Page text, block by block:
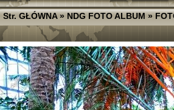
Str. GŁÓWNA»NDG FOTO ALBUM»